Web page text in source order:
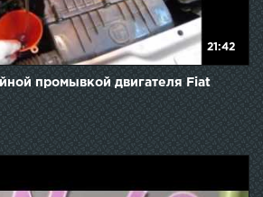
21:42
промывкой двигателя Fiat